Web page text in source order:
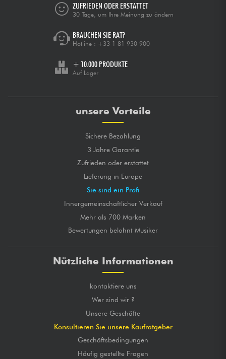
ZUFRIEDEN ODER ERSTATTET
30 Tage, um Ihre Meinung zu ändern
BRAUCHEN SIE RAT?
Hotline : +33 1 81 930 900
+ 10.000 PRODUKTE
Auf Lager
unsere Vorteile
Sichere Bezahlung
3 Jahre Garantie
Zufrieden oder erstattet
Lieferung in Europe
Sie sind ein Profi
Innergemeinschaftlicher Verkauf
Mehr als 700 Marken
Bewertungen belohnt Musiker
Nützliche Informationen
kontaktiere uns
Wer sind wir ?
Unsere Geschäfte
Konsultieren Sie unsere Kaufratgeber
Geschäftsbedingungen
Häufig gestellte Fragen